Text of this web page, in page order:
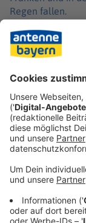
Regen fallen.
Am Dienstag
schlechter. Der
Tages ziehen
Wald ab. Dazu